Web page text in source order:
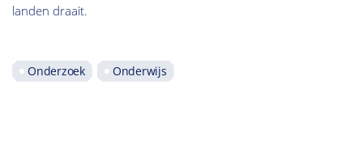
landen draait.
Onderzoek Onderwijs